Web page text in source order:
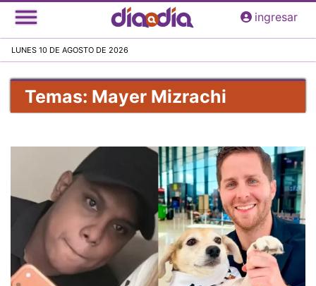
Pasar
al
principal
ingresar
LUNES 10 DE AGOSTO DE 2026
Temas: Mayer Mizrachi